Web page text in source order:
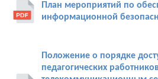
План мероприятий по
информационной
Положение о порядке
педагогических